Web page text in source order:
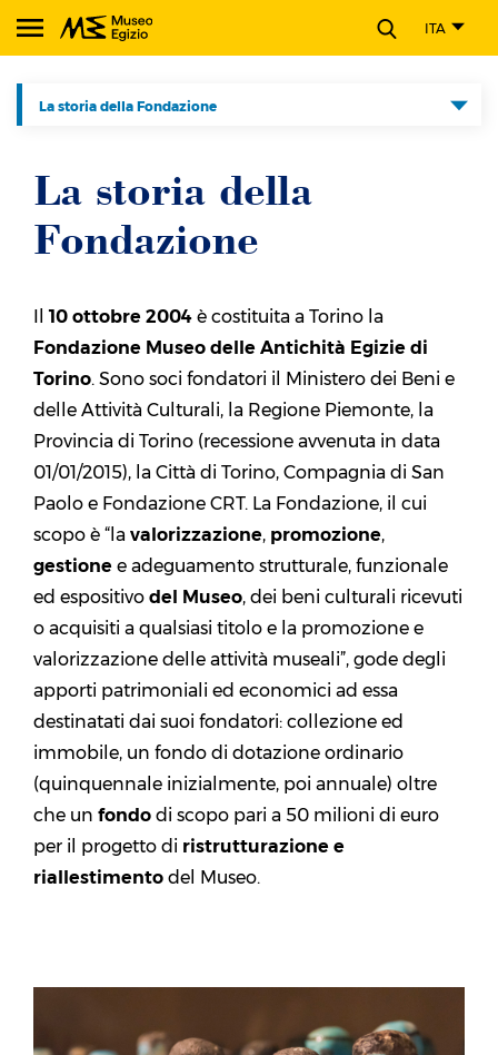
CHIUDI
Cerca nel sito del Museo Egizio
ITA
La storia della Fondazione
Vision e Mission
Organi sociali
Direttore
Direttore gestionale
Uffici
Gli Scarabei
La storia della
Fondazione
Il10 ottobre 2004 è costituita a Torino la
Fondazione Museo delle Antichità Egizie di
Torino. Sono soci fondatori il Ministero dei Beni e
delle Attività Culturali, la Regione Piemonte, la
Provincia di Torino (recessione avvenuta in data
01/01/2015), la Città di Torino, Compagnia di San
Paolo e Fondazione CRT. La Fondazione, il cui
scopo è “la valorizzazione, promozione,
gestione e adeguamento strutturale, funzionale
ed espositivo del Museo, dei beni culturali ricevuti
o acquisiti a qualsiasi titolo e la promozione e
valorizzazione delle attività museali”, gode degli
apporti patrimoniali ed economici ad essa
destinatati dai suoi fondatori: collezione ed
immobile, un fondo di dotazione ordinario
(quinquennale inizialmente, poi annuale) oltre
che un fondo di scopo pari a 50 milioni di euro
per il progetto di ristrutturazione e
riallestimento del Museo.